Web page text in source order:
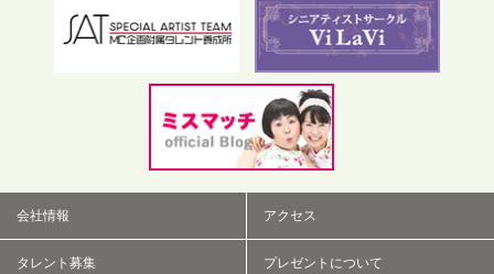
会社情報 アクセス
タレント募集 プレゼントについて